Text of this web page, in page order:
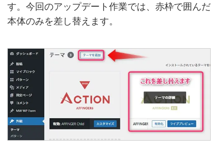
す。今回のアップデート作業では、赤枠で囲んだ
本体のみを差し替えます。